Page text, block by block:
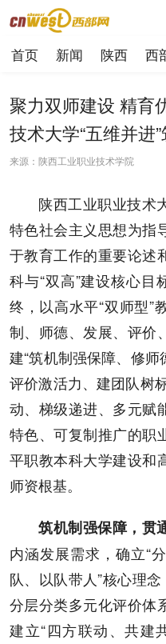
首页 新闻 陕西 西
聚力双师建设 精育
技术大学“五维并进
来源：陕西工业职业技术学院
陕西工业职业技术
特色社会主义思想为指
于教育工作的重要论述
科与“双高”建设核心目
终，以高水平“双师型”
制、师德、发展、评价
建“筑机制强保障、修
评价激活力、建团队树
动、梯级递进、多元赋
特色、可复制推广的职
平职教本科大学建设和
师资根基。
筑机制强保障，贯
内涵发展需求，确立“
队、以队带人”核心理
分层分类多元化评价体
建立“四方联动、共建